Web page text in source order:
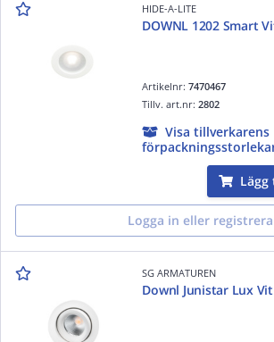
HIDE-A-LITE
DOWNL 1202 Smart
Artikelnr:7470467
Tillv. art.nr:2802
Visa tillverkarens
Logga in eller registrera
SG ARMATUREN
Downl Junistar Lux